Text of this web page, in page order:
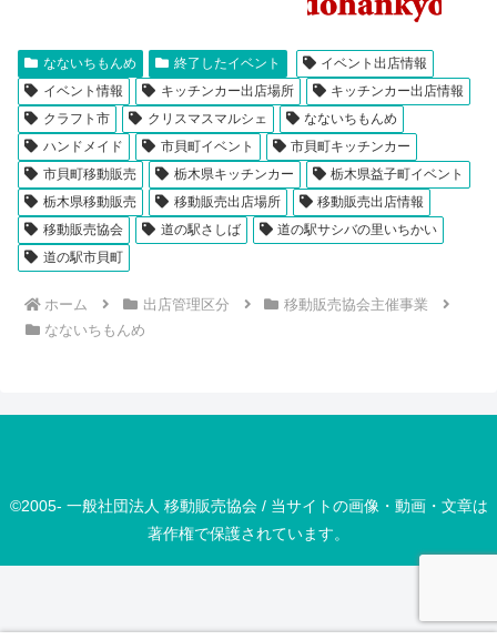
なないちもんめ 終了したイベント
イベント出店情報
イベント情報
キッチンカー出店場所
キッチンカー出店情報
クラフト市
クリスマスマルシェ
なないちもんめ
ハンドメイド
市貝町イベント
市貝町キッチンカー
市貝町移動販売
栃木県キッチンカー
栃木県益子町イベント
栃木県移動販売
移動販売出店場所
移動販売出店情報
移動販売協会
道の駅さしば
道の駅サシバの里いちかい
道の駅市貝町
ホーム 出店管理区分
移動販売協会主催事業
なないちもんめ
©2005- 一般社団法人 移動販売協会 / 当サイトの画像・動画・文章は
著作権で保護されています。